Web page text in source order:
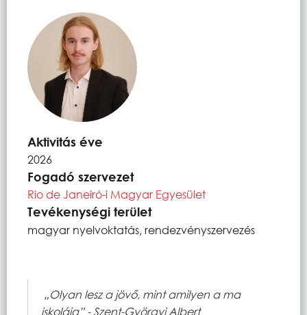
Aktivitás éve
2026
Fogadó szervezet
Rio de Janeiró-i Magyar Egyesület
Tevékenységi terület
magyar nyelvoktatás, rendezvényszervezés
„Olyan lesz a jövő, mint amilyen a ma
iskolája” - Szent-Györgyi Albert